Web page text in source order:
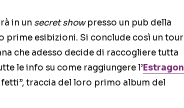
in un secret showpresso un pub della
prime esibizioni. Si conclude così un tour
che adesso decide di raccogliere tutta
le info su come raggiungere l’Estragon
traccia del loro primo album del